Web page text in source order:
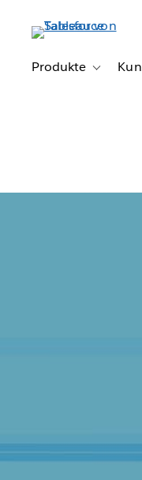
Produkte
Toggle